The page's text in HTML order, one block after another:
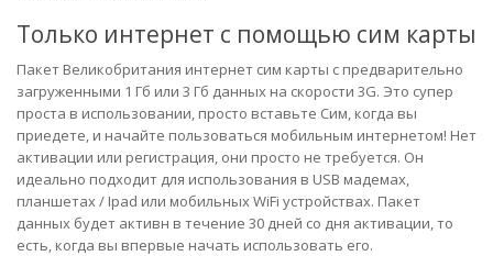
Только интернет с помощью сим карты
Пакет Великобритания интернет сим карты с предварительно
загруженными 1 Гб или 3 Гб данных на скорости 3G. Это супер
проста в использовании, просто вставьте Сим, когда вы
приедете, и начайте пользоваться мобильным интернетом! Нет
активации или регистрация, они просто не требуется. Он
идеально подходит для использования в USB мадемах,
планшетах / Ipad или мобильных WiFi устройствах. Пакет
данных будет активн в течение 30 дней со дня активации, то
есть, когда вы впервые начать использовать его.